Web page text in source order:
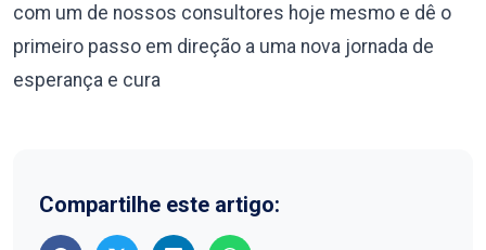
com um de nossos consultores hoje mesmo e dê o
primeiro passo em direção a uma nova jornada de
esperança e cura
Compartilhe este artigo: